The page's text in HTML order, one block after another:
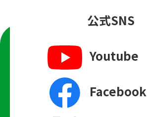
公式SNS
Youtube
Facebook